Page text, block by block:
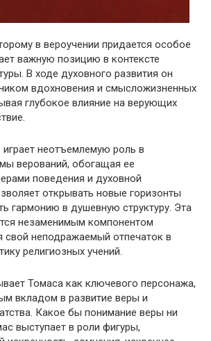
в вероучении придается особое
важную позицию в контексте
В ходе духовного развития он
вдохновения и смысложизненных
глубокое влияние на верующих
неотъемлемую роль в
верований, обогащая ее
поведения и духовной
открывать новые горизонты
гармонию в душевную структуру. Эта
незаменимым компонентом
свой неподражаемый отпечаток в
религиозных учений.
Томаса как ключевого персонажа,
вкладом в развитие веры и
Какое бы понимание веры ни
выступает в роли фигуры,